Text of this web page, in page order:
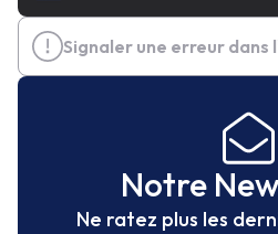
Signaler une erreur dans
Notre
Ne ratez plus les